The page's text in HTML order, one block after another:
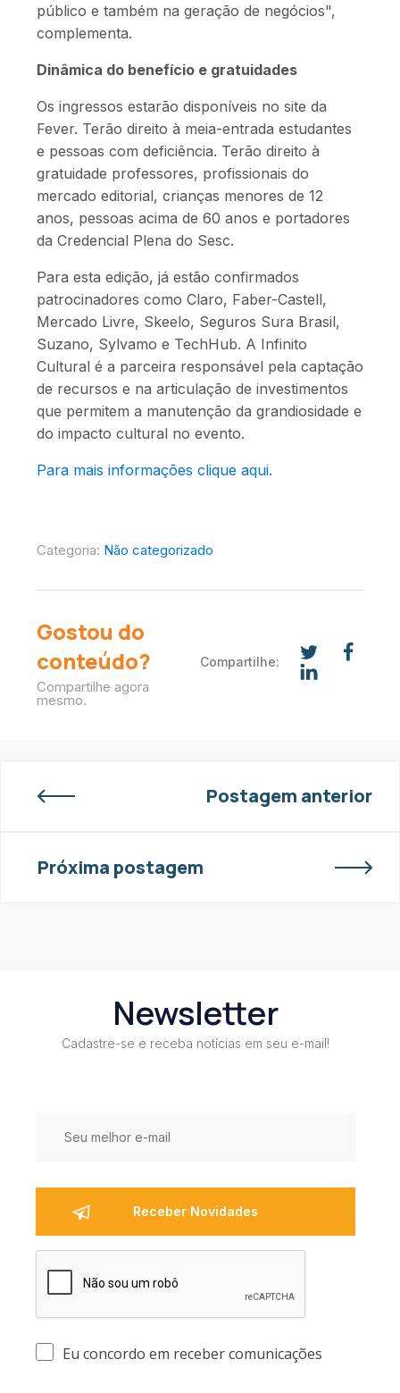
público e também na geração de negócios",
complementa.
Dinâmica do benefício e gratuidades
Os ingressos estarão disponíveis no site da
Fever. Terão direito à meia-entrada estudantes
e pessoas com deficiência. Terão direito à
gratuidade professores, profissionais do
mercado editorial, crianças menores de 12
anos, pessoas acima de 60 anos e portadores
da Credencial Plena do Sesc.
Para esta edição, já estão confirmados
patrocinadores como Claro, Faber-Castell,
Mercado Livre, Skeelo, Seguros Sura Brasil,
Suzano, Sylvamo e TechHub. A Infinito
Cultural é a parceira responsável pela captação
de recursos e na articulação de investimentos
que permitem a manutenção da grandiosidade e
do impacto cultural no evento.
Para mais informações clique aqui.
Categoria: Não categorizado
Gostou do
conteúdo?
Compartilhe agora
mesmo.
Compartilhe:
Postagem anterior
Próxima postagem
Newsletter
Cadastre-se e receba notícias em seu e-mail!
Eu concordo em receber comunicações